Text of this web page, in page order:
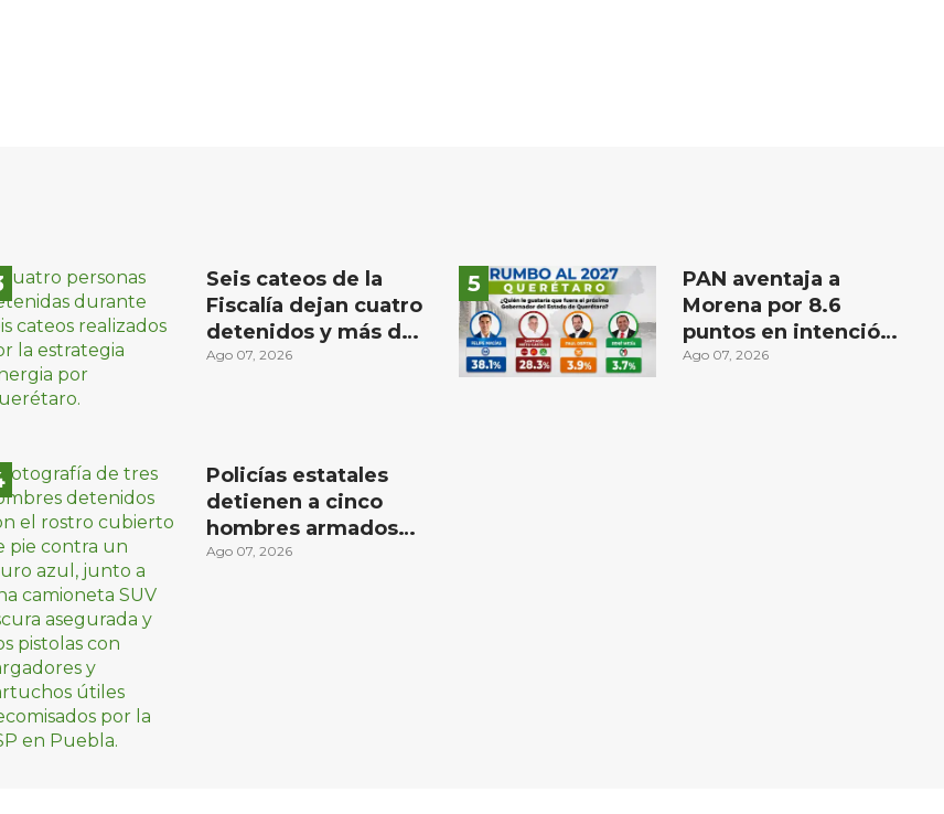
Seis cateos de la
Fiscalía dejan cuatro
detenidos y más de
mil dosis
Ago 07, 2026
Policías estatales
detienen a cinco
hombres armados
en Puebla capital
Ago 07, 2026
PAN aventaja a
Morena por 8.6
puntos en intención
de voto para
Ago 07, 2026